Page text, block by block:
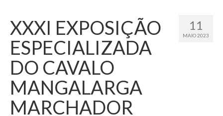
História da ACCMM/SE
História da Raça
Ex-presidentes
Estatutos e Regulamento
Associados
11
MAIO 2023
XXXI EXPOSIÇÃO
ESPECIALIZADA
DO CAVALO
MANGALARGA
MARCHADOR